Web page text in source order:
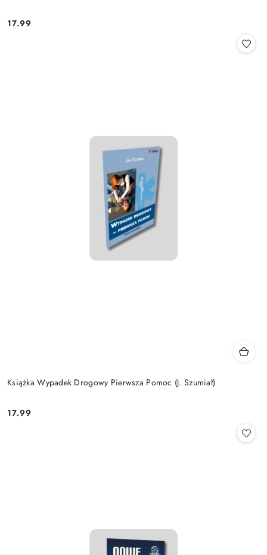
Cena:
17.99
Książka Wypadek Drogowy Pierwsza Pomoc (J. Szumiał)
Cena:
17.99